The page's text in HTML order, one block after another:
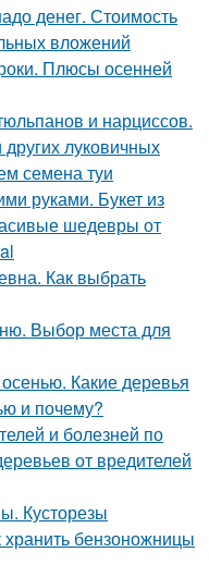
денег. Стоимость
вложений
Плюсы осенней
и нарциссов.
луковичных
семена туи
руками. Букет из
шедевры от
Как выбрать
Выбор места для
Какие деревья
и почему?
и болезней по
от вредителей
Кусторезы
бензоножницы